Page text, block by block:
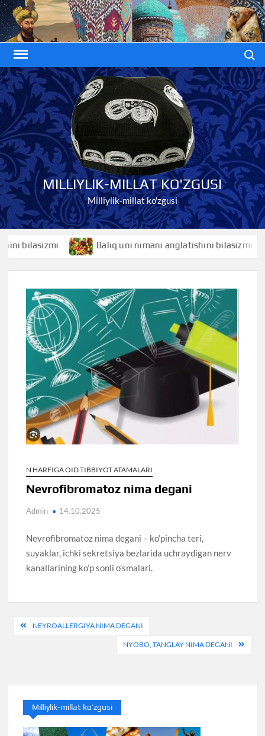
Skip
to
content
MILLIYLIK-MILLAT KO'ZGUSI
Milliylik-millat ko'zgusi
Baliq uni nimani anglatishini bilasizmi
N HARFIGA OID TIBBIYOT ATAMALARI
Nevrofibromatoz nima degani
Admin 14.10.2025
Nevrofibromatoz nima degani – ko’pincha teri,
suyaklar, ichki sekretsiya bezlarida uchraydigan nerv
kanallarining ko’p sonli o’smalari.
PostNEYROALLERGIYA NIMA DEGANI
NYOBO, TANGLAY NIMA DEGANI
Milliylik-millat ko’zgusi